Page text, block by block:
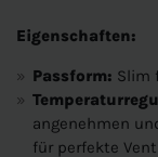
Eigenschaften:
Passform: Slim
angenehmen
für perfekte